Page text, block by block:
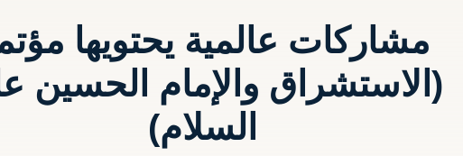
مشاركات عالمية يحتويها
(الاستشراق والإمام الحسين
السلام)